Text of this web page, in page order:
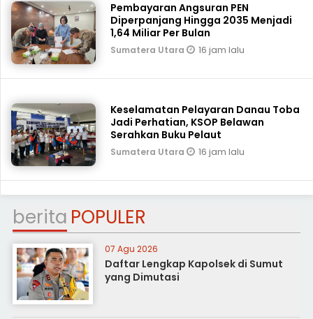
Pembayaran Angsuran PEN
Diperpanjang Hingga 2035 Menjadi
1,64 Miliar Per Bulan
Sumatera Utara 16 jam lalu
Keselamatan Pelayaran Danau Toba
Jadi Perhatian, KSOP Belawan
Serahkan Buku Pelaut
Sumatera Utara 16 jam lalu
berita POPULER
07 Agu 2026
Daftar Lengkap Kapolsek di Sumut
yang Dimutasi